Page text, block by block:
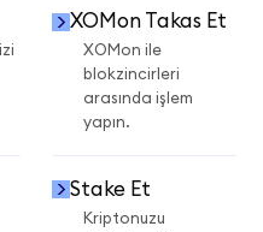
XOMon Takas Et
XOMon ile
blokzincirleri
arasında işlem
yapın.
Stake Et
Kriptonuzu